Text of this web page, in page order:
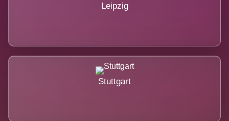
Leipzig
Stuttgart